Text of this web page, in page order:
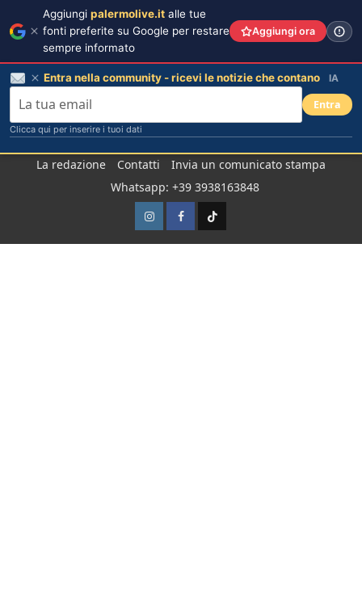
La redazione Contatti
Invia un comunicato stampa
Whatsapp: +39 3938163848
InstagramFacebook
TikTok
Aggiungi palermolive.it alle tue
fonti preferite su Google per restare
sempre informato
Aggiungi ora
Entra nella community - ricevi le notizie che contano IA
Entra
Clicca qui per inserire i tuoi dati